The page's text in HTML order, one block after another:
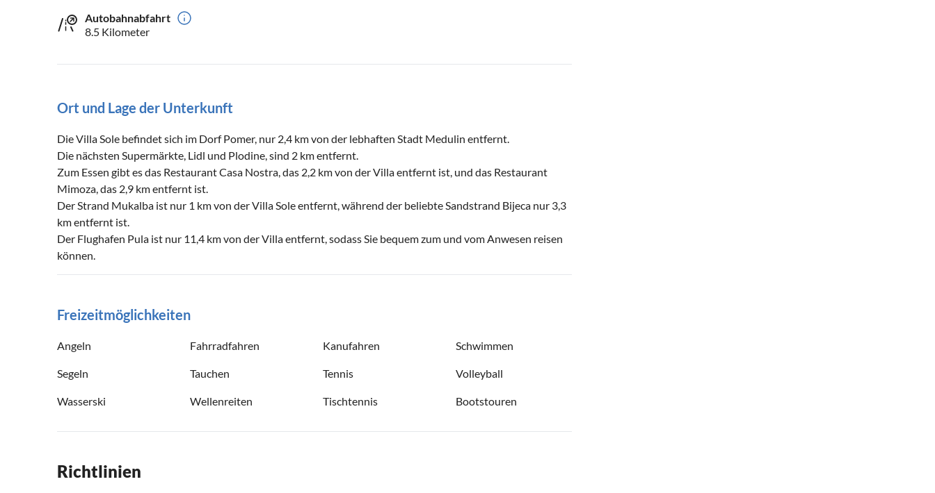
Autobahnabfahrt
8.5 Kilometer
Ort und Lage der Unterkunft
Die Villa Sole befindet sich im Dorf Pomer, nur 2,4 km von der lebhaften Stadt Medulin entfernt.
Die nächsten Supermärkte, Lidl und Plodine, sind 2 km entfernt.
Zum Essen gibt es das Restaurant Casa Nostra, das 2,2 km von der Villa entfernt ist, und das Restaurant
Mimoza, das 2,9 km entfernt ist.
Der Strand Mukalba ist nur 1 km von der Villa Sole entfernt, während der beliebte Sandstrand Bijeca nur 3,3
km entfernt ist.
Der Flughafen Pula ist nur 11,4 km von der Villa entfernt, sodass Sie bequem zum und vom Anwesen reisen
können.
Freizeitmöglichkeiten
Angeln Fahrradfahren Kanufahren Schwimmen
Segeln Tauchen Tennis Volleyball
Wasserski Wellenreiten Tischtennis Bootstouren
Richtlinien